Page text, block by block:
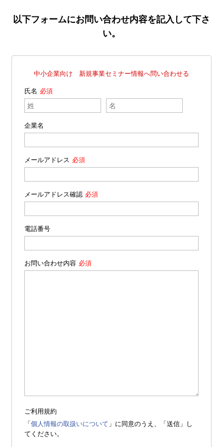
以下フォームにお問い合わせ内容を記入して下さ
い。
中小企業向け 新規事業セミナー情報へ問い合わせる
氏名
企業名
メールアドレス
メールアドレス確認
電話番号
お問い合わせ内容
ご利用規約
「個人情報の取扱いについて 」に同意のうえ、「送信」し
てください。